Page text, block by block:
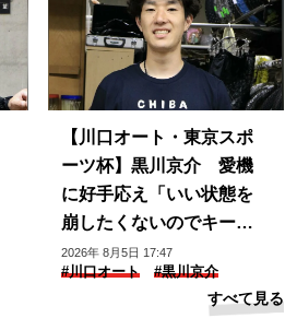
【川口オート・東京スポ
ーツ杯】黒川京介 愛機
に好手応え「いい状態を
崩したくないのでキープ
できるように」
2026年 8月5日 17:47
#川口オート #黒川京介
すべて見る